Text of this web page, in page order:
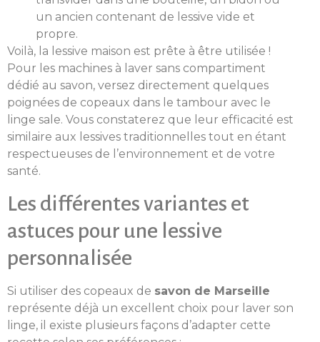
un ancien contenant de lessive vide et
propre.
Voilà, la lessive maison est prête à être utilisée !
Pour les machines à laver sans compartiment
dédié au savon, versez directement quelques
poignées de copeaux dans le tambour avec le
linge sale. Vous constaterez que leur efficacité est
similaire aux lessives traditionnelles tout en étant
respectueuses de l’environnement et de votre
santé.
Les différentes variantes et
astuces pour une lessive
personnalisée
Si utiliser des copeaux de savon de Marseille
représente déjà un excellent choix pour laver son
linge, il existe plusieurs façons d’adapter cette